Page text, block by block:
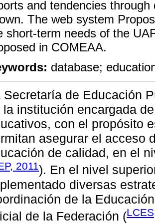
and tendencies
The web system
short-term needs of the
in COMEAA.
database;
Secretaría de Educación
la institución encargada
con el propósito
asegurar el acceso
de calidad, en el
2011). En el nivel
diversas
de la
de la Federación (